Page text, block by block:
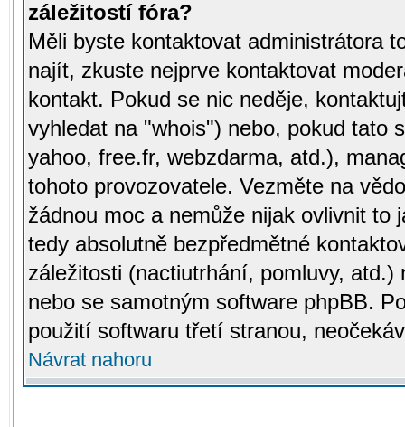
záležitostí fóra?
Měli byste kontaktovat administrátora
najít, zkuste nejprve kontaktovat
kontakt. Pokud se nic neděje,
vyhledat na "whois") nebo, pokud tato
yahoo, free.fr, webzdarma, atd.),
tohoto provozovatele. Vezměte na
žádnou moc a nemůže nijak ovlivnit to
tedy absolutně bezpředmětné
záležitosti (nactiutrhání, pomluvy,
nebo se samotným software phpBB.
použití softwaru třetí stranou,
Návrat nahoru